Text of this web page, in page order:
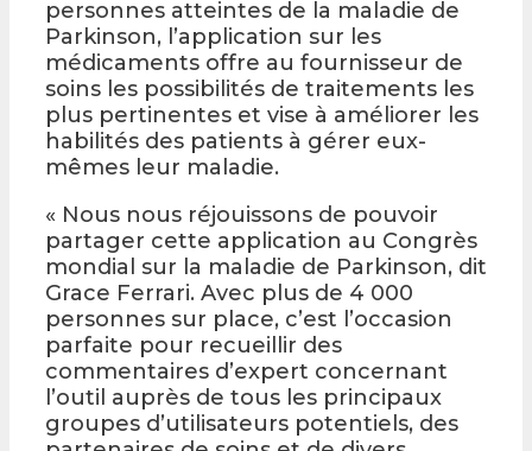
personnes atteintes de la maladie de
Parkinson, l’application sur les
médicaments offre au fournisseur de
soins les possibilités de traitements les
plus pertinentes et vise à améliorer les
habilités des patients à gérer eux-
mêmes leur maladie.
« Nous nous réjouissons de pouvoir
partager cette application au Congrès
mondial sur la maladie de Parkinson, dit
Grace Ferrari. Avec plus de 4 000
personnes sur place, c’est l’occasion
parfaite pour recueillir des
commentaires d’expert concernant
l’outil auprès de tous les principaux
groupes d’utilisateurs potentiels, des